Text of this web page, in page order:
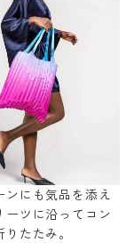
ンにも気品を添え
ーツに沿ってコン
たたみ。